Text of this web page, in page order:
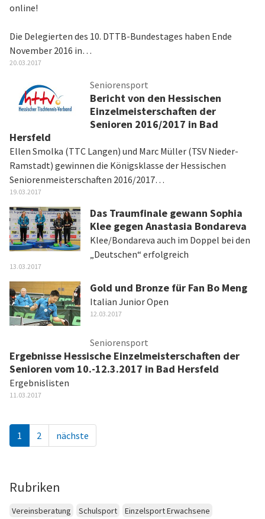
online!
Die Delegierten des 10. DTTB-Bundestages haben Ende
November 2016 in…
20.03.2017
Seniorensport
Bericht von den Hessischen
Einzelmeisterschaften der
Senioren 2016/2017 in Bad
Hersfeld
Ellen Smolka (TTC Langen) und Marc Müller (TSV Nieder-
Ramstadt) gewinnen die Königsklasse der Hessischen
Seniorenmeisterschaften 2016/2017…
19.03.2017
Das Traumfinale gewann Sophia
Klee gegen Anastasia Bondareva
Klee/Bondareva auch im Doppel bei den
„Deutschen“ erfolgreich
13.03.2017
Gold und Bronze für Fan Bo Meng
Italian Junior Open
12.03.2017
Seniorensport
Ergebnisse Hessische Einzelmeisterschaften der
Senioren vom 10.-12.3.2017 in Bad Hersfeld
Ergebnislisten
11.03.2017
1 2 nächste
Rubriken
Vereinsberatung Schulsport
Einzelsport Erwachsene